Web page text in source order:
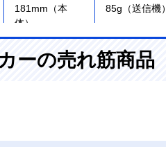
181mm（本
体）
85g（送信機）
ーの売れ筋商品